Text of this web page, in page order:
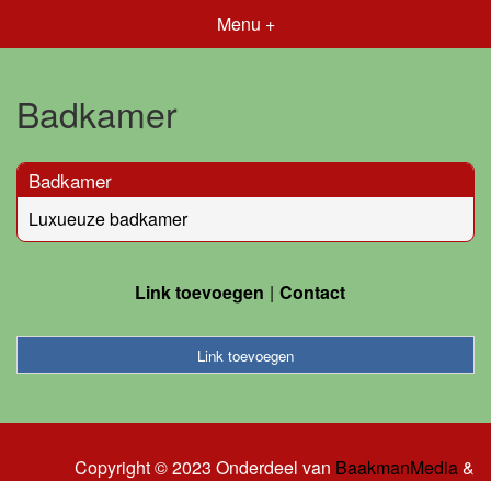
Menu +
Badkamer
Badkamer
Luxueuze badkamer
Link toevoegen Contact
Link toevoegen
Copyright © 2023 Onderdeel van BaakmanMedia&